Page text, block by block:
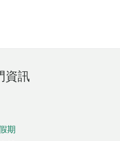
資訊
期